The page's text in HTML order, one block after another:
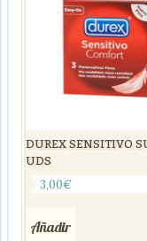
DUREX SENSITIVO
UDS
3,00€
Añadir